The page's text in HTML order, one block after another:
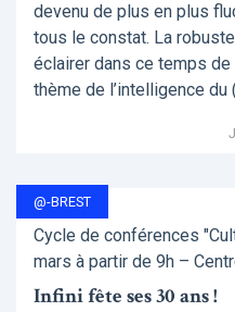
devenu de plus en plus
tous le constat. La
éclairer dans ce temps
thème de l’intelligence du
@-BREST
Cycle de conférences
mars à partir de 9h –
Infini fête ses 30 ans !